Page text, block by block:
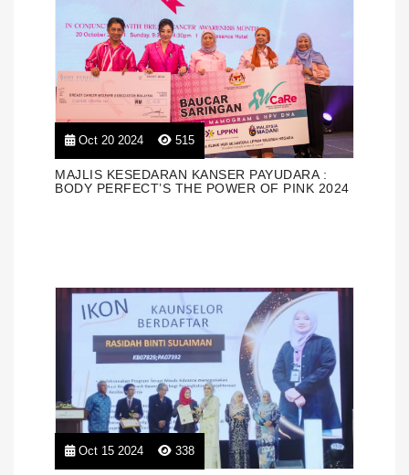
Oct 20 2024 515
MAJLIS KESEDARAN KANSER PAYUDARA :
BODY PERFECT’S THE POWER OF PINK 2024
Oct 15 2024 338